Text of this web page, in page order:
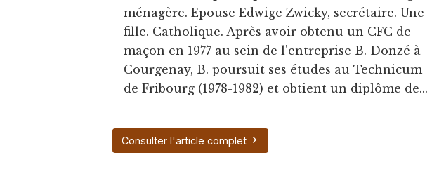
ménagère. Epouse Edwige Zwicky, secrétaire. Une
fille. Catholique. Après avoir obtenu un CFC de
maçon en 1977 au sein de l'entreprise B. Donzé à
Courgenay, B. poursuit ses études au Technicum
de Fribourg (1978-1982) et obtient un diplôme de...
Consulter l'article complet